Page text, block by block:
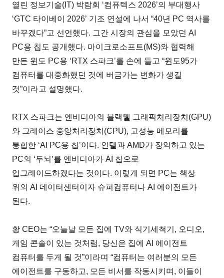
열린 정보기술(IT) 박람회 ‘컴퓨텍스 2026’의 부대행사
‘GTC 타이베이 2026’ 기조 연설에 나서 “40년 PC 역사를
바꾸겠다”고 선언했다. 그간 시장의 관심을 모았던 AI
PC용 칩도 공개했다. 마이크로소프트(MS)와 협력해
만든 윈도 PC용 ‘RTX 스파크’를 손에 들고 “윈도95가
컴퓨터를 대중화했던 것에 버금가는 변화가 생길
것”이라고 설명했다.
RTX 스파크는 엔비디아의 블랙웰 그래픽처리장치(GPU)
와 그레이스 중앙처리장치(CPU), 고성능 메모리를
통합한 ‘AI PC용 칩’이다. 인텔과 AMD가 장악하고 있는
PC의 ‘두뇌’를 엔비디아가 AI 칩으로
업그레이드하겠다는 것이다. 이렇게 되면 PC는 책상
위의 AI 데이터센터이자 슈퍼컴퓨터나 AI 에이전트가
된다.
황 CEO는 “오늘날 모든 집에 TV와 식기세척기, 오디오,
게임 콘솔이 있는 것처럼, 당신은 집에 AI 에이전트
컴퓨터를 두게 될 것”이라며 “컴퓨터는 여러분의 모든
에이전트를 구동하고, 모든 비서를 작동시키며, 이들이